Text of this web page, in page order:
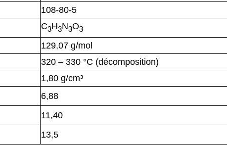
108-80-5
C3H3N3O3
129,07 g/mol
320 – 330 °C (décomposition)
1,80 g/cm³
6,88
11,40
13,5